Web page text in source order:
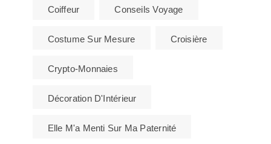
Coiffeur Conseils Voyage
Costume Sur Mesure Croisière
Crypto-Monnaies
Décoration D'Intérieur
Elle M'a Menti Sur Ma Paternité